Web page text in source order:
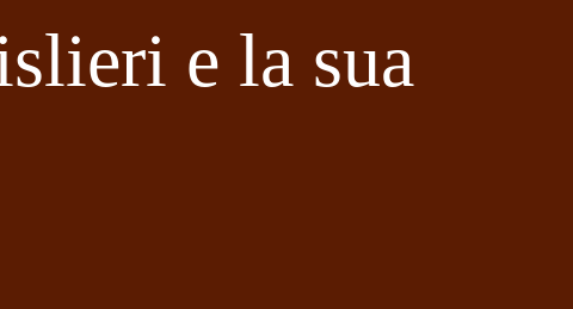
e la sua